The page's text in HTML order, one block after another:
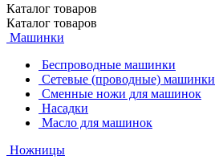
Каталог товаров
Каталог товаров
Машинки
Беспроводные машинки
Сетевые (проводные) машинки
Сменные ножи для машинок
Насадки
Масло для машинок
Ножницы